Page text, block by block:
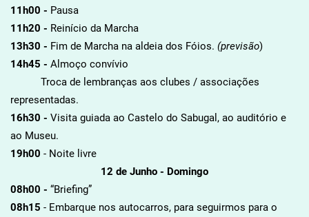
11h00 - Pausa
11h20 - Reinício da Marcha
13h30 - Fim de Marcha na aldeia dos Fóios. (previsão)
14h45 - Almoço convívio
Troca de lembranças aos clubes / associações
representadas.
16h30 - Visita guiada ao Castelo do Sabugal, ao auditório e
ao Museu.
19h00 - Noite livre
12 de Junho - Domingo
08h00 - “Briefing”
08h15 - Embarque nos autocarros, para seguirmos para o